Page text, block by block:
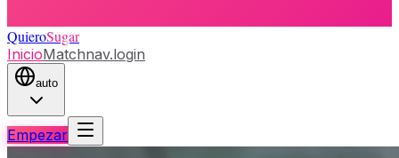
QuieroSugar
InicioMatchnav.login
auto
Empezar